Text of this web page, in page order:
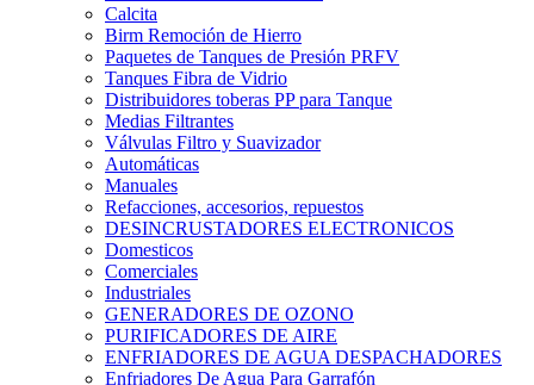
Calcita
Birm Remoción de Hierro
Paquetes de Tanques de Presión PRFV
Tanques Fibra de Vidrio
Distribuidores toberas PP para Tanque
Medias Filtrantes
Válvulas Filtro y Suavizador
Automáticas
Manuales
Refacciones, accesorios, repuestos
DESINCRUSTADORES ELECTRONICOS
Domesticos
Comerciales
Industriales
GENERADORES DE OZONO
PURIFICADORES DE AIRE
ENFRIADORES DE AGUA DESPACHADORES
Enfriadores De Agua Para Garrafón